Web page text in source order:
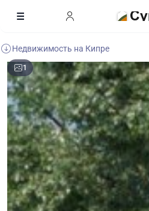
Недвижимость на Кипре
1